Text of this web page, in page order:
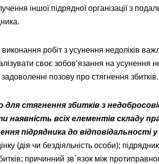
іншої підрядної організації з
робіт з усунення недоліків
своє зобов’язання на усунення
позову про стягнення збитків.
для стягнення збитків з
наявність всіх елементів складу
підрядника до відповідальності
(дія чи бездіяльність особи);
причинний зв`язок між